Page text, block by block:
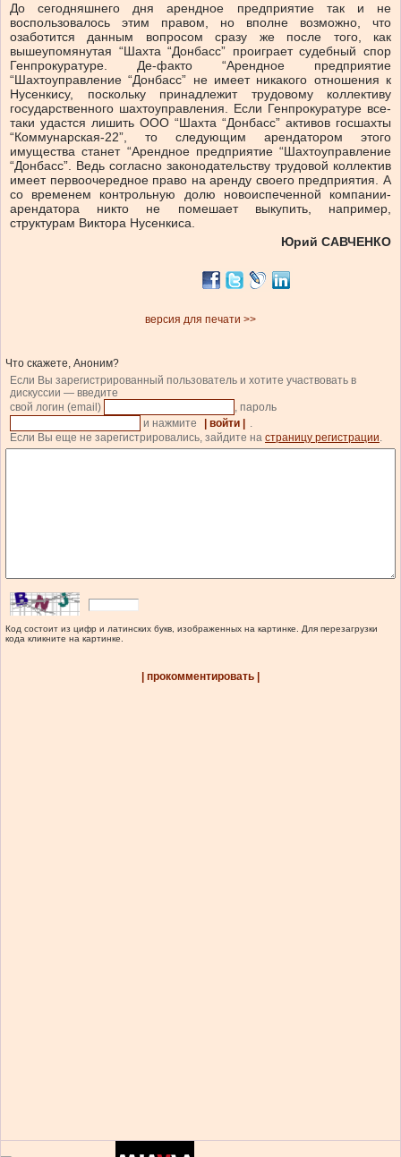
До сегодняшнего дня арендное предприятие так и не
воспользовалось этим правом, но вполне возможно, что
озаботится данным вопросом сразу же после того, как
вышеупомянутая “Шахта “Донбасс” проиграет судебный спор
Генпрокуратуре. Де-факто “Арендное предприятие
“Шахтоуправление “Донбасс” не имеет никакого отношения к
Нусенкису, поскольку принадлежит трудовому коллективу
государственного шахтоуправления. Если Генпрокуратуре все-
таки удастся лишить ООО “Шахта “Донбасс” активов госшахты
“Коммунарская-22”, то следующим арендатором этого
имущества станет “Арендное предприятие “Шахтоуправление
“Донбасс”. Ведь согласно законодательству трудовой коллектив
имеет первоочередное право на аренду своего предприятия. А
со временем контрольную долю новоиспеченной компании-
арендатора никто не помешает выкупить, например,
структурам Виктора Нусенкиса.
Юрий САВЧЕНКО
версия для печати >>
Что скажете, Аноним?
Если Вы зарегистрированный пользователь и хотите участвовать в
дискуссии — введите
свой логин (email)
, пароль
и нажмите
| войти |
.
Если Вы еще не зарегистрировались, зайдите на страницу регистрации.
Код состоит из цифр и латинских букв, изображенных на картинке. Для перезагрузки
кода кликните на картинке.
| прокомментировать |